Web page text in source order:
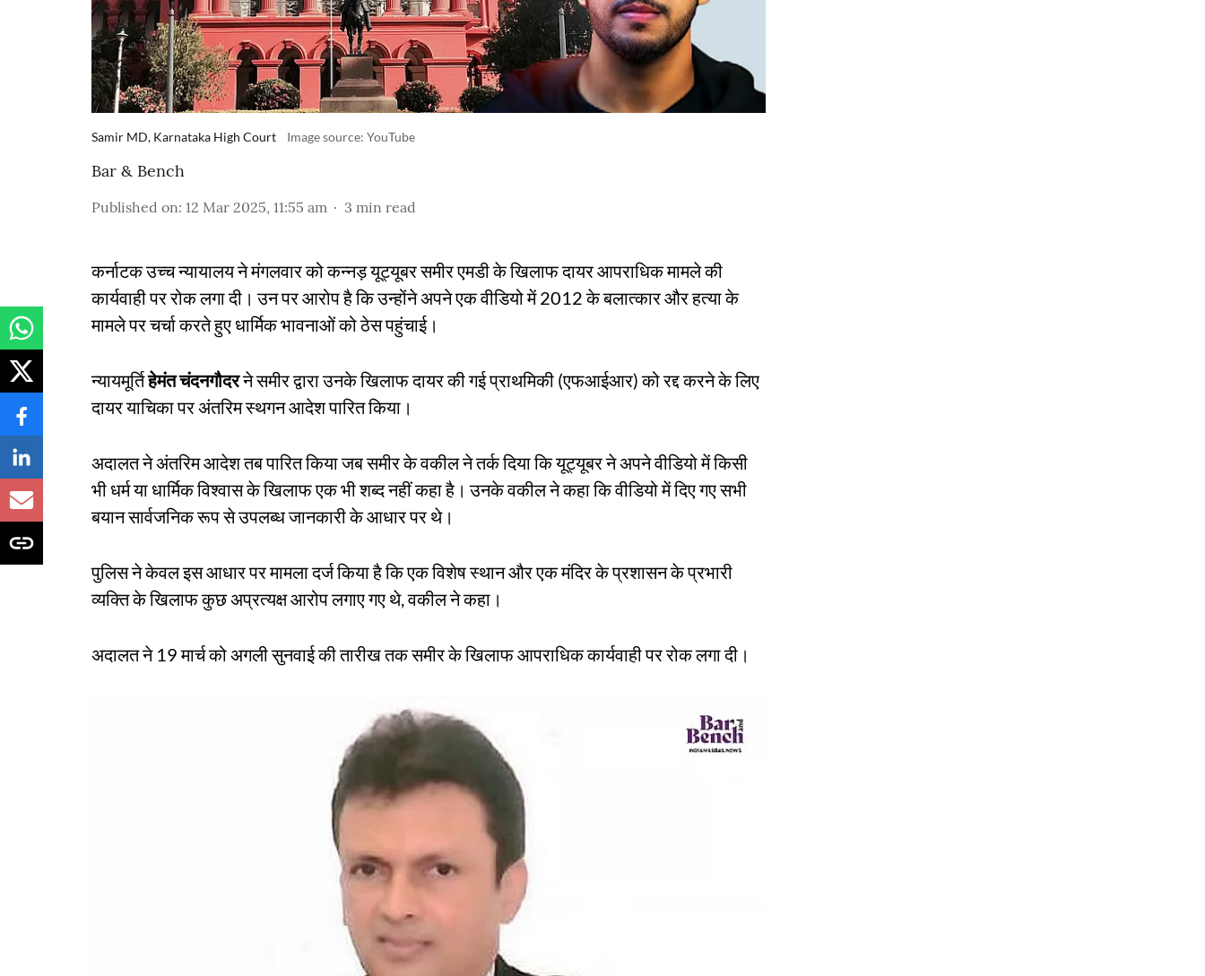
Samir MD, Karnataka High Court Image source: YouTube
Bar & Bench
Published on: 12 Mar 2025, 11:55 am 3 min read
कर्नाटक उच्च न्यायालय ने मंगलवार को कन्नड़ यूट्यूबर समीर एमडी के खिलाफ दायर आपराधिक मामले की
कार्यवाही पर रोक लगा दी। उन पर आरोप है कि उन्होंने अपने एक वीडियो में 2012 के बलात्कार और हत्या के
मामले पर चर्चा करते हुए धार्मिक भावनाओं को ठेस पहुंचाई।
न्यायमूर्तिहेमंत चंदनगौदरने समीर द्वारा उनके खिलाफ दायर की गई प्राथमिकी (एफआईआर) को रद्द करने के लिए
दायर याचिका पर अंतरिम स्थगन आदेश पारित किया।
अदालत ने अंतरिम आदेश तब पारित किया जब समीर के वकील ने तर्क दिया कि यूट्यूबर ने अपने वीडियो में किसी
भी धर्म या धार्मिक विश्वास के खिलाफ एक भी शब्द नहीं कहा है। उनके वकील ने कहा कि वीडियो में दिए गए सभी
बयान सार्वजनिक रूप से उपलब्ध जानकारी के आधार पर थे।
पुलिस ने केवल इस आधार पर मामला दर्ज किया है कि एक विशेष स्थान और एक मंदिर के प्रशासन के प्रभारी
व्यक्ति के खिलाफ कुछ अप्रत्यक्ष आरोप लगाए गए थे, वकील ने कहा।
अदालत ने 19 मार्च को अगली सुनवाई की तारीख तक समीर के खिलाफ आपराधिक कार्यवाही पर रोक लगा दी।